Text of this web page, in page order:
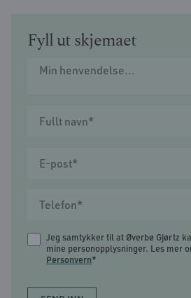
Fyll ut skjemaet
Jeg samtykker til at Øverbø Gjørtz
mine personopplysninger. Les mer
Personvern*